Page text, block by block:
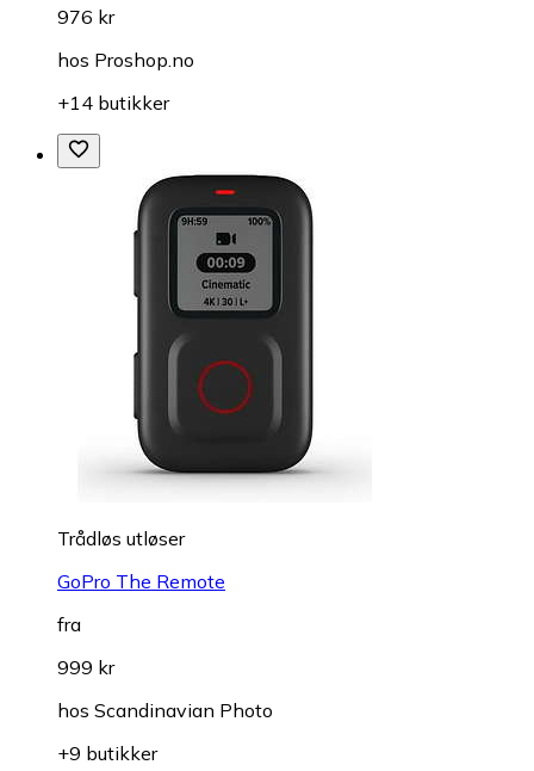
976 kr
hos Proshop.no
+14 butikker
Trådløs utløser
GoPro The Remote
fra
999 kr
hos Scandinavian Photo
+9 butikker